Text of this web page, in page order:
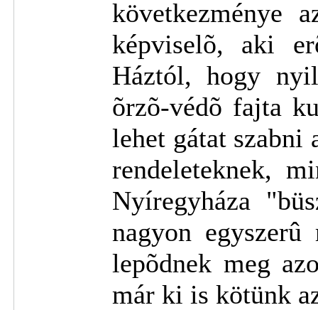
következménye
képviselõ, aki
Háztól, hogy
õrzõ-védõ fajta
lehet gátat szabni
rendeleteknek,
Nyíregyháza
nagyon
lepõdnek meg
már ki is kötünk